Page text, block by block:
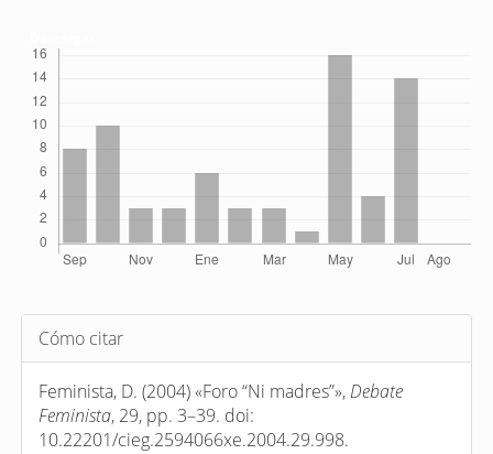
Detalles
del
artículo
Cómo citar
Feminista, D. (2004) «Foro “Ni madres”», Debate
Feminista, 29, pp. 3–39. doi:
10.22201/cieg.2594066xe.2004.29.998.